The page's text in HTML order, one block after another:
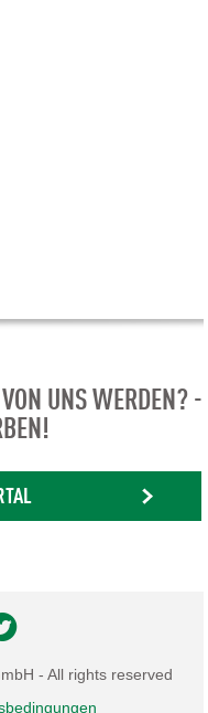
UNS WERDEN? -
- All rights reserved